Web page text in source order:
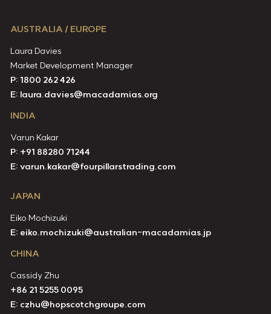
AUSTRALIA / EUROPE
Laura Davies
Market Development Manager
P: 1800 262 426
E: laura.davies@macadamias.org
INDIA
Varun Kakar
P: +91 88280 71244
E: varun.kakar@fourpillarstrading.com
JAPAN
Eiko Mochizuki
E: eiko.mochizuki@australian-macadamias.jp
CHINA
Cassidy Zhu
+86 21 5255 0095
E: czhu@hopscotchgroupe.com